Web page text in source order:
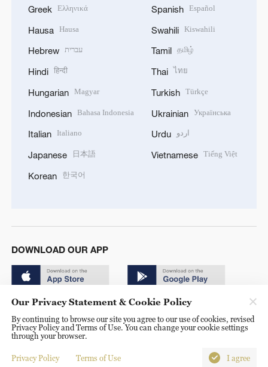
Greek Ελληνικά
Hausa Hausa
Hebrew עברית
Hindi हिन्दी
Hungarian Magyar
Indonesian Bahasa Indonesia
Italian Italiano
Japanese 日本語
Korean 한국어
Spanish Español
Swahili Kiswahili
Tamil தமிழ்
Thai ไทย
Turkish Türkçe
Ukrainian Українська
Urdu اردو
Vietnamese Tiếng Việt
DOWNLOAD OUR APP
© China Radio International.CRI. All Rights Reserved. 16A
Shijingshan Road, Beijing, China. 100040
Our Privacy Statement & Cookie Policy
By continuing to browse our site you agree to our use of cookies, revised
Privacy Policy and Terms of Use. You can change your cookie settings
through your browser.
Privacy Policy Terms of Use I agree